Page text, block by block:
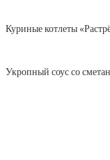
Куриные котлеты
Укропный соус со